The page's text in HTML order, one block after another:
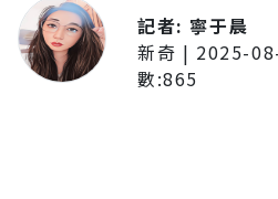
記者: 寧于晨
新奇 | 2025-
數:865